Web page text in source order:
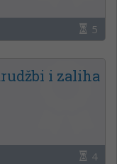
5
i zaliha
4